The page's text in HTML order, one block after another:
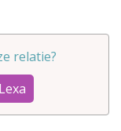
relatie?